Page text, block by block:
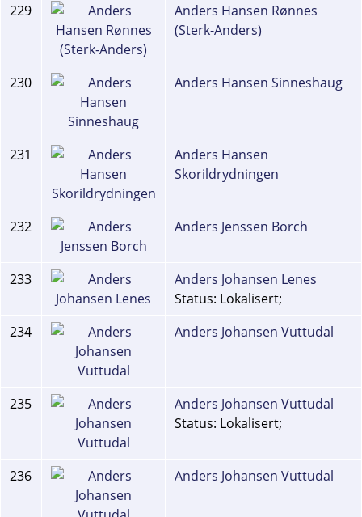
229
Anders Hansen Rønnes
(Sterk-Anders)
230 Anders Hansen Sinneshaug
231
Anders Hansen
Skorildrydningen
232 Anders Jenssen Borch
233
Anders Johansen Lenes
Status: Lokalisert;
234
Anders Johansen Vuttudal
235
Anders Johansen Vuttudal
Status: Lokalisert;
236 Anders Johansen Vuttudal